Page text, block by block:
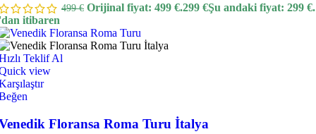
499€ Orijinal fiyat: 499 €.299 €Şu andaki fiyat: 299 €.
itibaren
Teklif Al
view
Floransa Roma Turu İtalya